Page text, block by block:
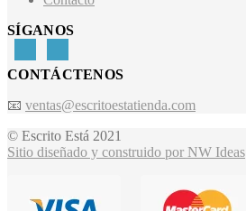
SÍGANOS
CONTÁCTENOS
📧 ventas@escritoestatienda.com
© Escrito Está 2021
Sitio diseñado y construido por NW Ideas